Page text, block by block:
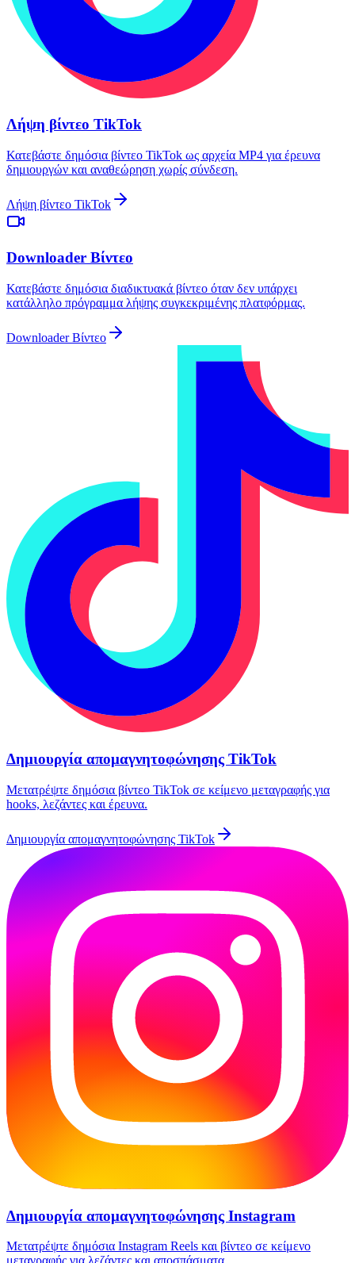
Λήψη βίντεο TikTok
Κατεβάστε δημόσια βίντεο TikTok ως αρχεία MP4 για έρευνα
δημιουργών και αναθεώρηση χωρίς σύνδεση.
Λήψη βίντεο TikTok
Downloader Βίντεο
Κατεβάστε δημόσια διαδικτυακά βίντεο όταν δεν υπάρχει
κατάλληλο πρόγραμμα λήψης συγκεκριμένης πλατφόρμας.
Downloader Βίντεο
Δημιουργία απομαγνητοφώνησης TikTok
Μετατρέψτε δημόσια βίντεο TikTok σε κείμενο μεταγραφής για
hooks, λεζάντες και έρευνα.
Δημιουργία απομαγνητοφώνησης TikTok
Δημιουργία απομαγνητοφώνησης Instagram
Μετατρέψτε δημόσια Instagram Reels και βίντεο σε κείμενο